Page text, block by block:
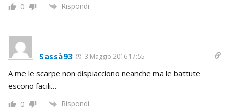
0 Rispondi
Sassà93 3 Maggio 2016 17:55
A me le scarpe non dispiacciono neanche ma le battute
escono facili…
0 Rispondi